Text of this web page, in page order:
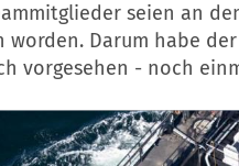
seien an
worden. Darum habe
vorgesehen - noch